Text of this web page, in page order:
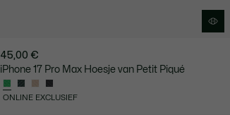
45,00 €
iPhone 17 Pro Max Hoesje van Petit Piqué
ONLINE EXCLUSIEF